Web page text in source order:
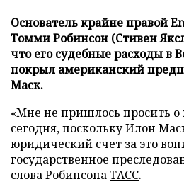
Основатель крайне правой
Томми Робинсон (Стивен
что его судебные расходы в
покрыл американский
Маск.
«Мне не пришлось просить о
сегодня, поскольку Илон
юридический счет за это
государственное
слова РобинсонаТАСС.